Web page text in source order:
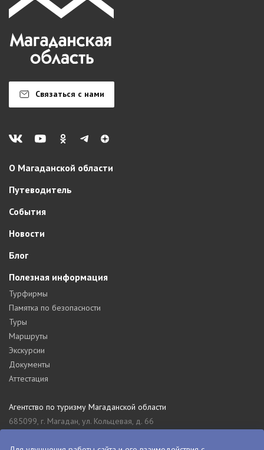
Связаться с нами
О Магаданской области
Путеводитель
События
Новости
Блог
Полезная информация
Турфирмы
Памятка по безопасности
Туры
Маршруты
Экскурсии
Документы
Аттестация
Агентство по туризму Магаданской области
685099, г. Магадан, ул. Кольцевая, д. 66